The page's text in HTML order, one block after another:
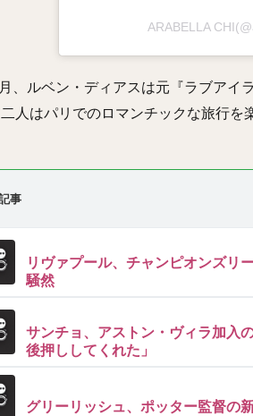
ARABELLA
、ルベン・ディアスは元『ラブアイ
人はパリでのロマンチックな旅行
事
リヴァプール、チャンピオンズリ
騒然
サンチョ、アストン・ヴィラ加入
後押ししてくれた」
グリーリッシュ、ポッター監督